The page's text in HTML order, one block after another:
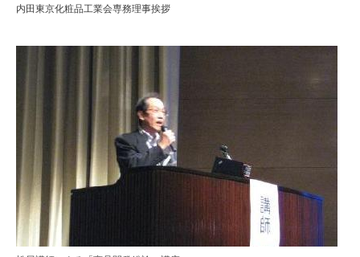
内田東京化粧品工業会専務理事挨拶